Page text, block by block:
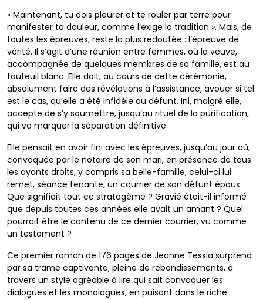
« Maintenant, tu dois pleurer et te rouler par terre pour
manifester ta douleur, comme l’exige la tradition ». Mais, de
toutes les épreuves, reste la plus redoutée : l’épreuve de
vérité. Il s’agit d’une réunion entre femmes, où la veuve,
accompagnée de quelques membres de sa famille, est au
fauteuil blanc. Elle doit, au cours de cette cérémonie,
absolument faire des révélations à l’assistance, avouer si tel
est le cas, qu’elle a été infidèle au défunt. Ini, malgré elle,
accepte de s’y soumettre, jusqu’au rituel de la purification,
qui va marquer la séparation définitive.
Elle pensait en avoir fini avec les épreuves, jusqu’au jour où,
convoquée par le notaire de son mari, en présence de tous
les ayants droits, y compris sa belle-famille, celui-ci lui
remet, séance tenante, un courrier de son défunt époux.
Que signifiait tout ce stratagème ? Gravié était-il informé
que depuis toutes ces années elle avait un amant ? Quel
pourrait être le contenu de ce dernier courrier, vu comme
un testament ?
Ce premier roman de 176 pages de Jeanne Tessia surprend
par sa trame captivante, pleine de rebondissements, à
travers un style agréable à lire qui sait convoquer les
dialogues et les monologues, en puisant dans le riche